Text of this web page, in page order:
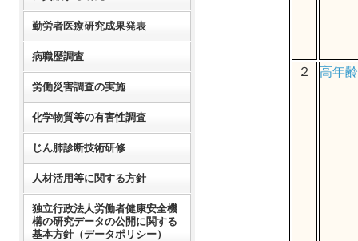
２ 高年
勤労者医療研究成果発表
病職歴調査
労働災害調査の実施
化学物質等の有害性調査
じん肺診断技術研修
人材活用等に関する方針
独立行政法人労働者健康安全機
構の研究データの公開に関する
基本方針（データポリシー）